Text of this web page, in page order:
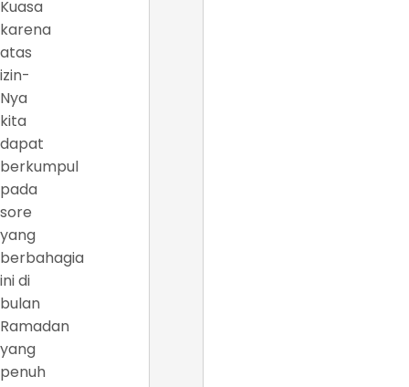
Kuasa
karena
atas
izin-
Nya
kita
dapat
berkumpul
pada
sore
yang
berbahagia
ini di
bulan
Ramadan
yang
penuh